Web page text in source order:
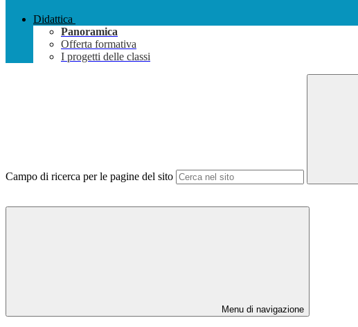
Didattica
Panoramica
Offerta formativa
I progetti delle classi
Campo di ricerca per le pagine del sito
Menu di navigazione